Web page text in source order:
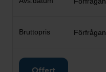
Förfrågan